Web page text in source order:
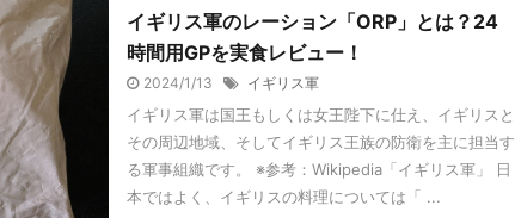
イギリス軍のレーション「ORP」とは？24
時間用GPを実食レビュー！
2024/1/13 イギリス軍
イギリス軍は国王もしくは女王陛下に仕え、イギリスと
その周辺地域、そしてイギリス王族の防衛を主に担当す
る軍事組織です。 ※参考：Wikipedia「イギリス軍」 日
本ではよく、イギリスの料理については「 ...